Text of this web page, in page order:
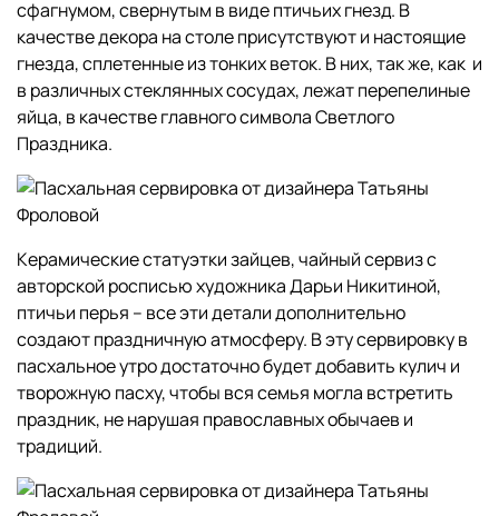
сфагнумом, свернутым в виде птичьих гнезд. В
качестве декора на столе присутствуют и настоящие
гнезда, сплетенные из тонких веток. В них, так же, как и
в различных стеклянных сосудах, лежат перепелиные
яйца, в качестве главного символа Светлого
Праздника.
Керамические статуэтки зайцев, чайный сервиз с
авторской росписью художника Дарьи Никитиной,
птичьи перья – все эти детали дополнительно
создают праздничную атмосферу. В эту сервировку в
пасхальное утро достаточно будет добавить кулич и
творожную пасху, чтобы вся семья могла встретить
праздник, не нарушая православных обычаев и
традиций.